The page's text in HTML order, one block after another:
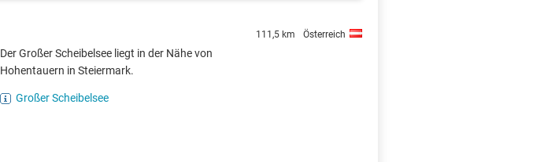
111,5 km Österreich
Der Großer Scheibelsee liegt in der Nähe von
Hohentauern in Steiermark.
Großer Scheibelsee